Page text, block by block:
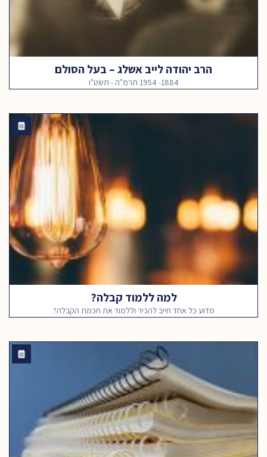
הרב יהודה לייב אשלג – בעל הסולם
1884- 1954 תרמ"ה - תשט"ו
למה ללמוד קבלה?
מדוע כל אחד חייב להכיר וללמוד את חכמת הקבלה?